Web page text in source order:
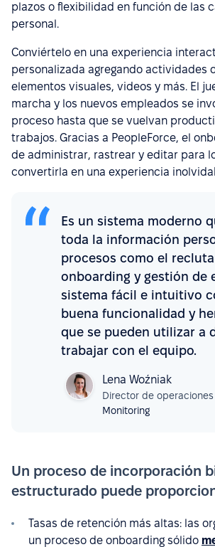
plazos o flexibilidad en función de las
personal.
Conviértelo en una experiencia
personalizada agregando actividades
elementos visuales, videos y más. El
marcha y los nuevos empleados se
proceso hasta que se vuelvan
trabajos. Gracias a PeopleForce, el
de administrar, rastrear y editar para
convertirla en una experiencia
Es un sistema moderno
toda la información
procesos como el
onboarding y gestión de
sistema fácil e intuitivo
buena funcionalidad y
que se pueden utilizar a
trabajar con el equipo.
Lena Woźniak
Director de operaciones
Monitoring
Un proceso de incorporación
estructurado puede
Tasas de retención más altas: las
un proceso de onboarding sólido